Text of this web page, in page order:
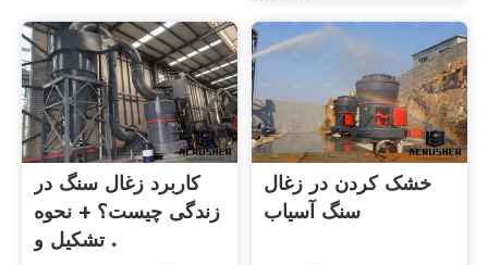
کاربرد زغال سنگ در
زندگی چیست؟ + نحوه
تشکیل و .
خشک کردن در زغال
سنگ آسیاب